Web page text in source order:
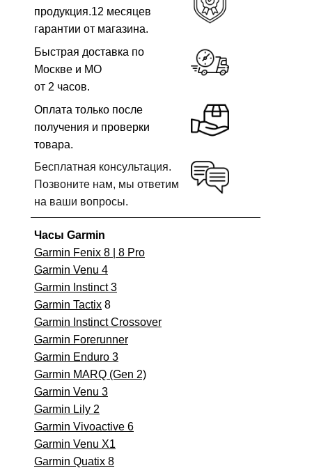
Оплата только после
получения и проверки
товара.
Быстрая доставка по
Москве и МО
от 2 часов.
Бесплатная консультация.
Позвоните нам, мы ответим
на ваши вопросы.
продукция.12 месяцев
гарантии от магазина.
Часы Garmin
Garmin Fenix 8 | 8 Pro
Garmin Venu 4
Garmin Instinct 3
Garmin Tactix 8
Garmin Instinct Crossover
Garmin Forerunner
Garmin Enduro 3
Garmin MARQ (Gen 2)
Garmin Venu 3
Garmin Lily 2
Garmin Vivoactive 6
Garmin Venu X1
Garmin Quatix 8